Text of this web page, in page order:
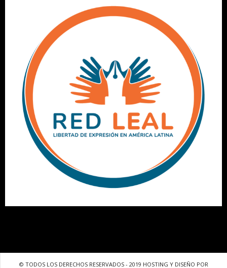
© TODOS LOS DERECHOS RESERVADOS - 2019 HOSTING Y DISEÑO POR